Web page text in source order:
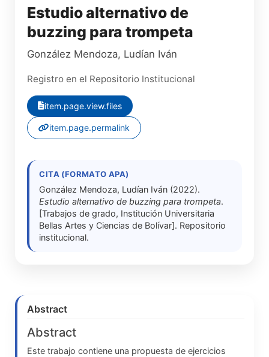
Estudio alternativo de
buzzing para trompeta
González Mendoza, Ludían Iván
Registro en el Repositorio Institucional
item.page.view.files
item.page.permalink
CITA (FORMATO APA)
González Mendoza, Ludían Iván (2022).
Estudio alternativo de buzzing para trompeta.
[Trabajos de grado, Institución Universitaria
Bellas Artes y Ciencias de Bolívar]. Repositorio
institucional.
Abstract
Abstract
Este trabajo contiene una propuesta de ejercicios